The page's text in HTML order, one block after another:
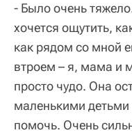
- Было очень
хочется ощутить,
как рядом со мной
втроем – я, мама и
просто чудо. Она
маленькими детьми
помочь. Очень